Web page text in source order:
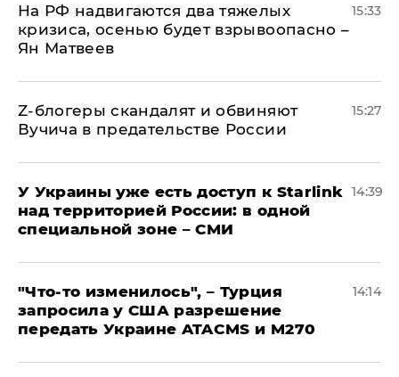
На РФ надвигаются два тяжелых
кризиса, осенью будет взрывоопасно –
Ян Матвеев
15:33
Z-блогеры скандалят и обвиняют
Вучича в предательстве России
15:27
У Украины уже есть доступ к Starlink
над территорией России: в одной
специальной зоне – СМИ
14:39
​"Что-то изменилось", – Турция
запросила у США разрешение
передать Украине ATACMS и M270
14:14